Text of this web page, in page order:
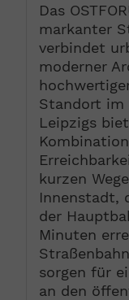
Das
markanter
verbindet
moderner
Standort im
Leipzigs
kurzen
Innenstadt,
der
Minuten
sorgen für
an den